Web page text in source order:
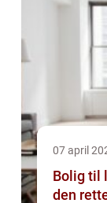
07 april
Bolig til
den